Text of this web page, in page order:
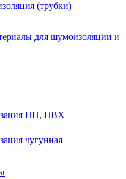
(трубки)
для шумоизоляции и
ПП, ПВХ
чугунная